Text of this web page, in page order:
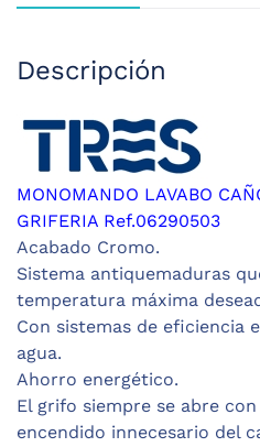
Descripción
MONOMANDO LAVABO
GRIFERIA Ref.06290503
Acabado Cromo.
Sistema antiquemaduras
temperatura máxima
Con sistemas de eficiencia
agua.
Ahorro energético.
El grifo siempre se abre
encendido innecesario del